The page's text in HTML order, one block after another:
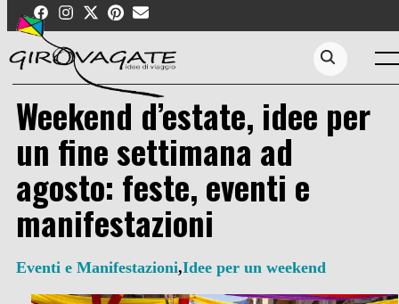
content
Search...
Weekend d’estate, idee per
un fine settimana ad
agosto: feste, eventi e
manifestazioni
Eventi e Manifestazioni,Idee per un weekend